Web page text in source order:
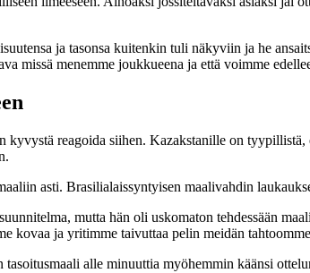
ja tasonsa kuitenkin tuli näkyviin ja he
missä menemme joukkueena ja että voimme
reagoida siihen. Kazakstanille on
asti. Brasilialaissyntyisen maalivahdin
mutta hän oli uskomaton tehdessään
kovaa ja yritimme taivuttaa pelin meidän
alle minuuttia myöhemmin käänsi